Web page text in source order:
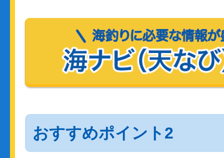
おすすめポイント2